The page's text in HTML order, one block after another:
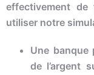
effectivement de
utiliser notre
Une banque
de l’argent